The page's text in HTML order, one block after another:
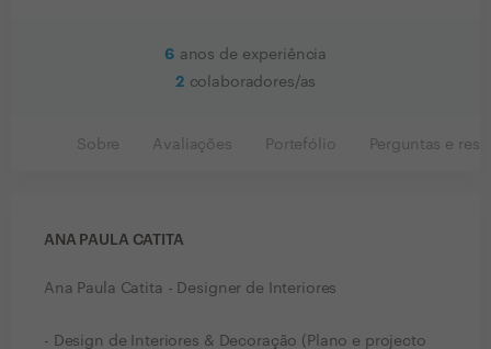
6 anos de experiência
2 colaboradores/as
Sobre Avaliações Portefólio Perguntas e
ANA PAULA CATITA
Ana Paula Catita - Designer de Interiores
- Design de Interiores & Decoração (Plano e projecto